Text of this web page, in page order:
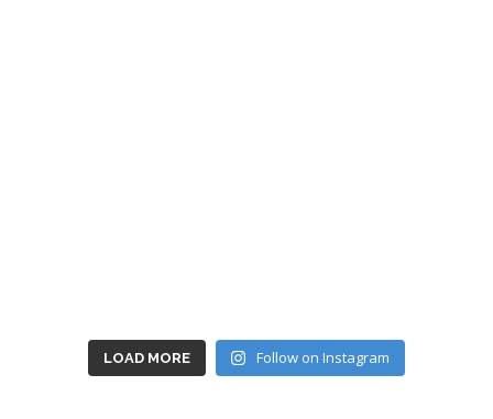
LOAD MORE Follow on Instagram